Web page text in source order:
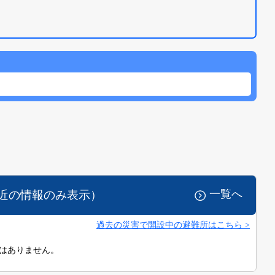
の情報のみ表示） 一覧へ
過去の災害で開設中の避難所はこちら >
ありません。